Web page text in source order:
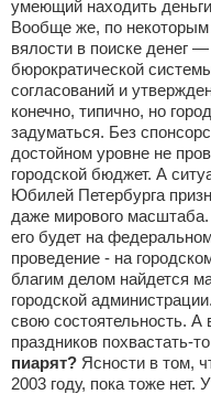
умеющий находить
Вообще же, по
вялости в поиске денег
бюрократической
согласований и
конечно, типично, но
задуматься. Без
достойном уровне не
городской бюджет. А
Юбилей Петербурга
даже мирового
его будет на
проведение - на
благим делом найдется
городской
свою состоятельность. А
праздников похвастать-
пиарят? Ясности в том,
2003 году, пока тоже